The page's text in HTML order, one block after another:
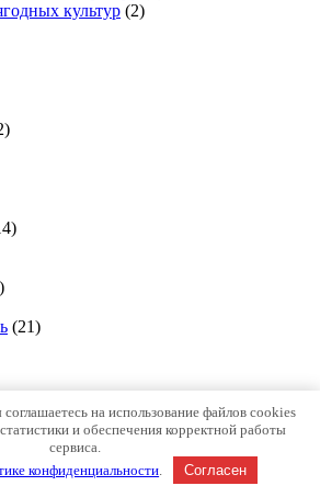
культур (2)
(21)
на использование файлов cookies
и обеспечения корректной работы
сервиса.
конфиденциальности Согласен